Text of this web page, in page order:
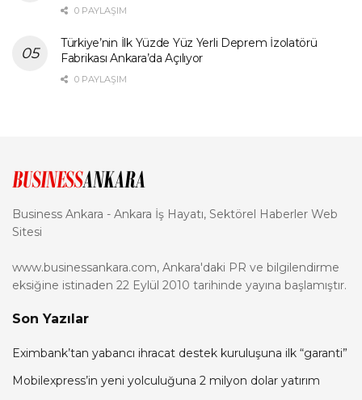
0 PAYLAŞIM
Türkiye’nin İlk Yüzde Yüz Yerli Deprem İzolatörü
Fabrikası Ankara’da Açılıyor
0 PAYLAŞIM
Business Ankara - Ankara İş Hayatı, Sektörel Haberler Web
Sitesi
www.businessankara.com, Ankara'daki PR ve bilgilendirme
eksiğine istinaden 22 Eylül 2010 tarihinde yayına başlamıştır.
Son Yazılar
Eximbank’tan yabancı ihracat destek kuruluşuna ilk “garanti”
Mobilexpress’in yeni yolculuğuna 2 milyon dolar yatırım